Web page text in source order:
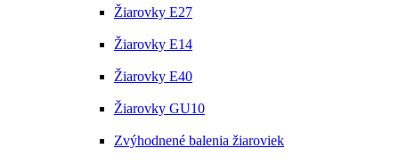
Žiarovky E27
Žiarovky E14
Žiarovky E40
Žiarovky GU10
Zvýhodnené balenia žiaroviek